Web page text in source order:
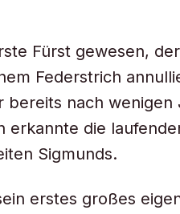
Fürst gewesen,
Federstrich
nach wenigen
erkannte die
Sigmunds.
erstes großes